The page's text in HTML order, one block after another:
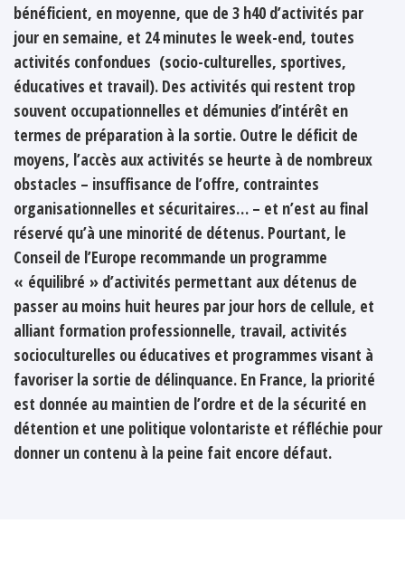
bénéficient, en moyenne, que de 3 h40 d’activités par
jour en semaine, et 24 minutes le week-end, toutes
activités confondues (socio-culturelles, sportives,
éducatives et travail). Des activités qui restent trop
souvent occupationnelles et démunies d’intérêt en
termes de préparation à la sortie. Outre le déficit de
moyens, l’accès aux activités se heurte à de nombreux
obstacles – insuffisance de l’offre, contraintes
organisationnelles et sécuritaires… – et n’est au final
réservé qu’à une minorité de détenus. Pourtant, le
Conseil de l’Europe recommande un programme
« équilibré » d’activités permettant aux détenus de
passer au moins huit heures par jour hors de cellule, et
alliant formation professionnelle, travail, activités
socioculturelles ou éducatives et programmes visant à
favoriser la sortie de délinquance. En France, la priorité
est donnée au maintien de l’ordre et de la sécurité en
détention et une politique volontariste et réfléchie pour
donner un contenu à la peine fait encore défaut.